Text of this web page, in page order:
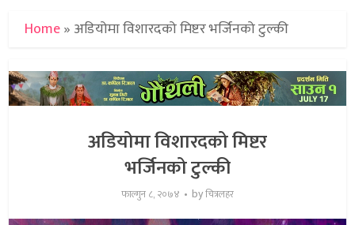
Home» अडियोमा विशारदको मिष्टर भर्जिनको टुल्की
अडियोमा विशारदको मिष्टर
भर्जिनको टुल्की
फाल्गुन ८, २०७४ byचित्रलहर